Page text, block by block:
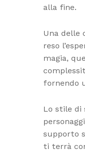
alla fine.
Una delle
reso
magia,
fornendo
Lo stile di
supporto
ti terrà